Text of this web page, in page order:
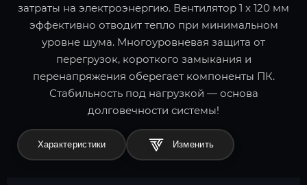
затраты на электроэнергию. Вентилятор 1 x 120 мм
эффективно отводит тепло при минимальном
уровне шума. Многоуровневая защита от
перегрузок, короткого замыкания и
перенапряжения оберегает компоненты ПК.
Стабильность под нагрузкой — основа
долговечности системы!
Характеристики